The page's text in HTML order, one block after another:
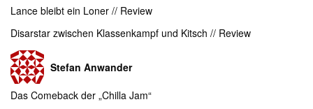
Lance bleibt ein Loner // Review
Disarstar zwischen Klassenkampf und Kitsch // Review
Stefan Anwander
Das Comeback der „Chilla Jam“